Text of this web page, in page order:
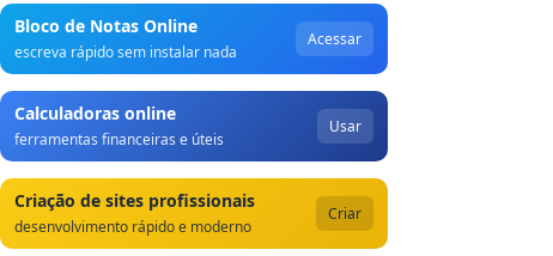
Bloco de Notas Online
escreva rápido sem instalar nada
Acessar
Calculadoras online
ferramentas financeiras e úteis
Usar
Criação de sites profissionais
desenvolvimento rápido e moderno
Criar